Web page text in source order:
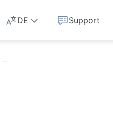
DE Support
Jemand hat meine Antwort als Spam markiert. Was bedeutet das?